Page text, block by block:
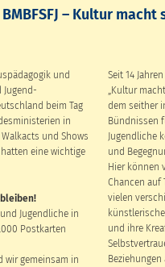
– Kultur
und
beim Tag
in
und Shows
eine wichtige
Jugendliche in
Postkarten
wir gemeinsam in
Seit 14
„Kultur
dem seither
Bündnissen
Jugendliche
und
Hier können
Chancen auf
vielen
und ihre